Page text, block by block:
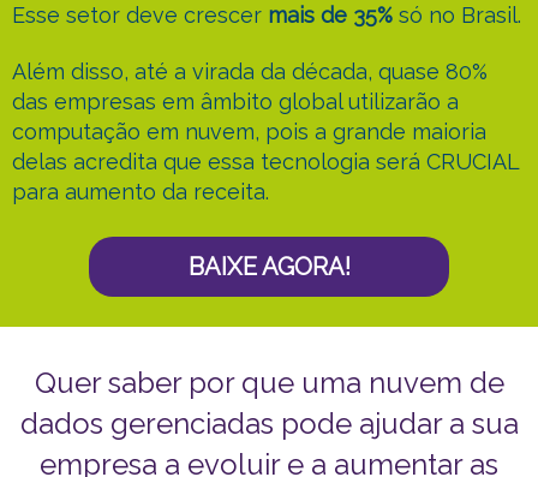
Esse setor deve crescer mais de 35% só no Brasil.
Além disso, até a virada da década, quase 80%
das empresas em âmbito global utilizarão a
computação em nuvem, pois a grande maioria
delas acredita que essa tecnologia será CRUCIAL
para aumento da receita.
BAIXE AGORA!
Quer saber por que uma nuvem de
dados gerenciadas pode ajudar a sua
empresa a evoluir e a aumentar as